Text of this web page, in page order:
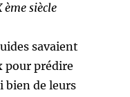
siècle
savaient
pour prédire
bien de leurs